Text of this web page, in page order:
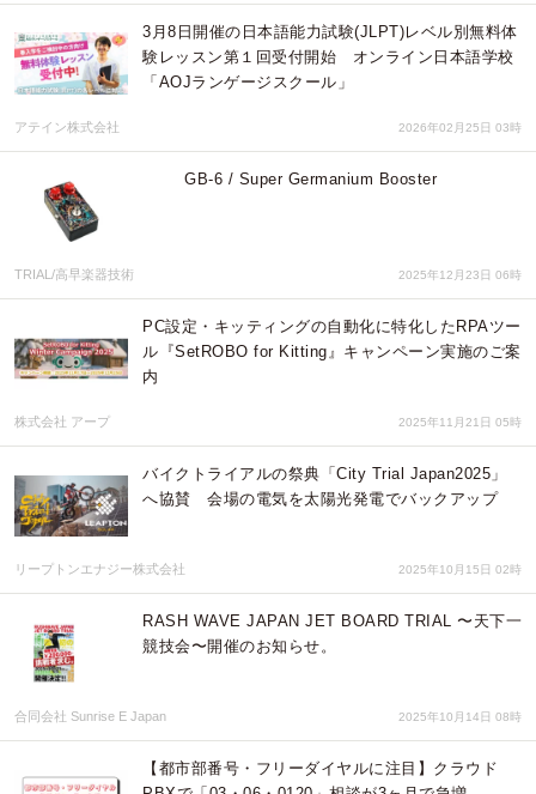
3月8日開催の日本語能力試験(JLPT)レベル別無料体
験レッスン第１回受付開始 オンライン日本語学校
「AOJランゲージスクール」
アテイン株式会社 2026年02月25日 03時
GB-6 / Super Germanium Booster
TRIAL/高早楽器技術 2025年12月23日 06時
PC設定・キッティングの自動化に特化したRPAツー
ル『SetROBO for Kitting』キャンペーン実施のご案
内
株式会社 アープ 2025年11月21日 05時
バイクトライアルの祭典「City Trial Japan2025」
へ協賛 会場の電気を太陽光発電でバックアップ
リープトンエナジー株式会社 2025年10月15日 02時
RASH WAVE JAPAN JET BOARD TRIAL 〜天下一
競技会〜開催のお知らせ。
合同会社 Sunrise E Japan 2025年10月14日 08時
【都市部番号・フリーダイヤルに注目】クラウド